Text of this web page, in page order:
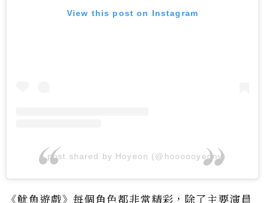
View this post on Instagram
A post shared by Hoyeon (@hoooooyeony)
《魷魚遊戲》每個角色都非常精彩，除了主要演員